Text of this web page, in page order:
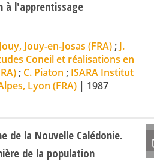
à l'apprentissage
Jouy-en-Josas (FRA); J.
Coneil et réalisations en
; C. Piaton ; ISARA Institut
Lyon (FRA) | 1987
de la Nouvelle Calédonie.
de la population